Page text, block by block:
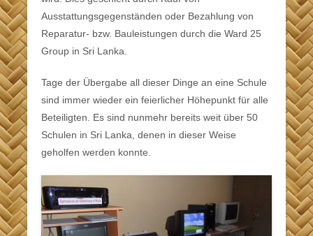
Ausstattungsgegenständen oder Bezahlung von
Reparatur- bzw. Bauleistungen durch die Ward 25
Group in Sri Lanka.
Tage der Übergabe all dieser Dinge an eine Schule
sind immer wieder ein feierlicher Höhepunkt für alle
Beteiligten. Es sind nunmehr bereits weit über 50
Schulen in Sri Lanka, denen in dieser Weise
geholfen werden konnte.